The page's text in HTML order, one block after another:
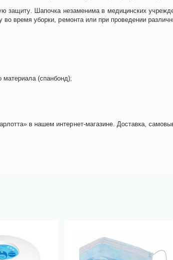
защиту. Шапочка незаменима в медицинских
время уборки, ремонта или при проведении
материала (спанбонд);
в нашем интернет-магазине. Доставка,